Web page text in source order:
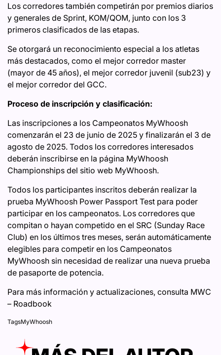
Los corredores también competirán por premios diarios
y generales de Sprint, KOM/QOM, junto con los 3
primeros clasificados de las etapas.
Se otorgará un reconocimiento especial a los atletas
más destacados, como el mejor corredor master
(mayor de 45 años), el mejor corredor juvenil (sub23) y
el mejor corredor del GCC.
Proceso de inscripción y clasificación:
Las inscripciones a los Campeonatos MyWhoosh
comenzarán el 23 de junio de 2025 y finalizarán el 3 de
agosto de 2025. Todos los corredores interesados
deberán inscribirse en la página MyWhoosh
Championships del sitio web MyWhoosh.
Todos los participantes inscritos deberán realizar la
prueba MyWhoosh Power Passport Test para poder
participar en los campeonatos. Los corredores que
compitan o hayan competido en el SRC (Sunday Race
Club) en los últimos tres meses, serán automáticamente
elegibles para competir en los Campeonatos
MyWhoosh sin necesidad de realizar una nueva prueba
de pasaporte de potencia.
Para más información y actualizaciones, consulta MWC
– Roadbook
TagsMyWhoosh